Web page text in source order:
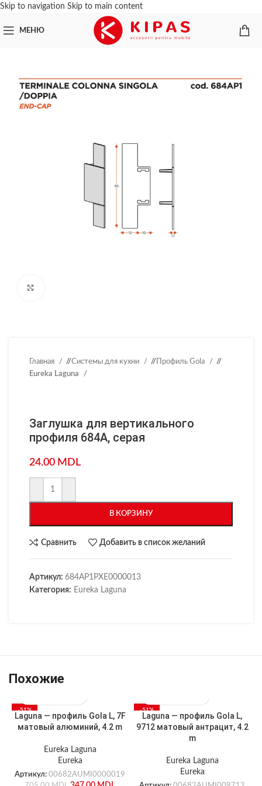
Skip to navigation Skip to main content
МЕНЮ
Главная / Системы для кухни / Профиль Gola
/
Eureka Laguna
Заглушка для вертикального
профиля 684А, серая
24.00 MDL
В КОРЗИНУ
Сравнить Добавить в список желаний
Артикул: 684AP1PXE0000013
Категория: Eureka Laguna
Похожие
-51%
Laguna — профиль Gola L, 7F
матовый алюминий, 4.2 m
Eureka Laguna
Eureka
Артикул: 00682AUMI0000019
-51%
Laguna — профиль Gola L,
9712 матовый антрацит, 4.2
m
Eureka Laguna
Eureka